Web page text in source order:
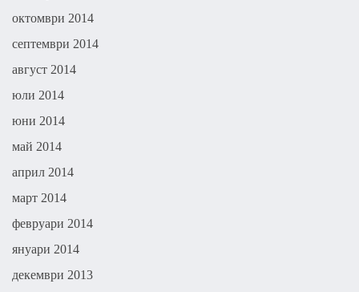
октомври 2014
септември 2014
август 2014
юли 2014
юни 2014
май 2014
април 2014
март 2014
февруари 2014
януари 2014
декември 2013